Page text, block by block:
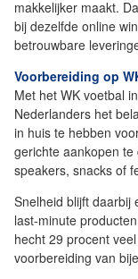
makkelijker maakt.
bij dezelfde online
betrouwbare
Voorbereiding op
Met het WK voetbal
Nederlanders het
in huis te hebben
gerichte aankopen
speakers, snacks of
Snelheid blijft daarbij
last-minute
hecht 29 procent
voorbereiding van